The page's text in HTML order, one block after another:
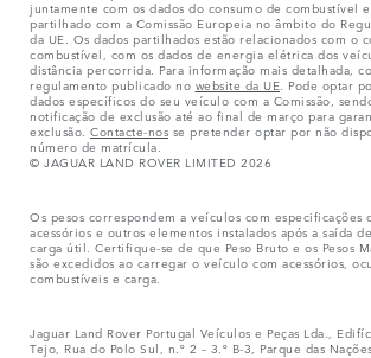
juntamente com os dados do consumo de combustível
partilhado com a Comissão Europeia no âmbito do
da UE. Os dados partilhados estão relacionados com o
combustível, com os dados de energia elétrica dos
distância percorrida. Para informação mais detalhada,
regulamento publicado no website da UE . Pode optar
dados específicos do seu veículo com a Comissão,
notificação de exclusão até ao final de março para
exclusão. Contacte-nos se pretender optar por não
número de matrícula.
© JAGUAR LAND ROVER LIMITED 2026
Os pesos correspondem a veículos com especificações
acessórios e outros elementos instalados após a saída
carga útil. Certifique-se de que Peso Bruto e os Pesos
são excedidos ao carregar o veículo com acessórios,
combustíveis e carga.
Jaguar Land Rover Portugal Veículos e Peças Lda.,
Tejo, Rua do Polo Sul, n.º 2 – 3.º B-3, Parque das